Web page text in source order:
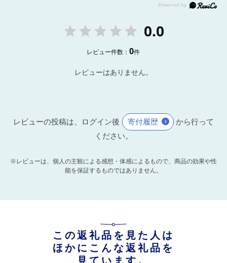
0.0
レビュー件数：0件
レビューはありません。
レビューの投稿は、ログイン後 寄付履歴
から行って
ください。
※レビューは、個人の主観による感想・体感によるもので、商品の効果や性
能を保証するものではありません。
この返礼品を見た人は
ほかにこんな返礼品を
見ています。